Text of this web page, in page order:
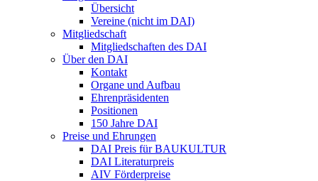
Übersicht
Vereine (nicht im DAI)
Mitgliedschaft
Mitgliedschaften des DAI
Über den DAI
Kontakt
Organe und Aufbau
Ehrenpräsidenten
Positionen
150 Jahre DAI
Preise und Ehrungen
DAI Preis für BAUKULTUR
DAI Literaturpreis
AIV Förderpreise